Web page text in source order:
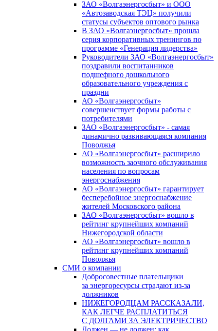
ЗАО «Волгаэнергосбыт» и ООО
«Автозаводская ТЭЦ» получили
статусы субъектов оптового рынка
В ЗАО «Волгаэнергосбыт» прошла
серия корпоративных тренингов по
программе «Генерация лидерства»
Руководители ЗАО «Волгаэнергосбыт»
поздравили воспитанников
подшефного дошкольного
образовательного учреждения с
праздни
АО «Волгаэнергосбыт»
совершенствует формы работы с
потребителями
ЗАО «Волгаэнергосбыт» - самая
динамично развивающаяся компания
Поволжья
АО «Волгаэнергосбыт» расширило
возможность заочного обслуживания
населения по вопросам
энергоснабжения
АО «Волгаэнергосбыт» гарантирует
бесперебойное энергоснабжение
жителей Московского района
ЗАО «Волгаэнергосбыт» вошло в
рейтинг крупнейших компаний
Нижегородской области
АО «Волгаэнергосбыт» вошло в
рейтинг крупнейших компаний
Поволжья
СМИ о компании
Добросовестные плательщики
за энергоресурсы страдают из-за
должников
НИЖЕГОРОДЦАМ РАССКАЗАЛИ,
КАК ЛЕГЧЕ РАСПЛАТИТЬСЯ
С ДОЛГАМИ ЗА ЭЛЕКТРИЧЕСТВО